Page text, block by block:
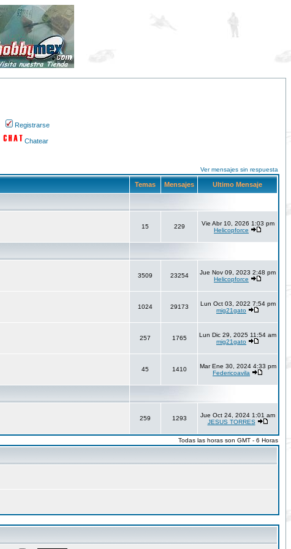
Registrarse
Chatear
Ver mensajes sin respuesta
Temas Mensajes Ultimo Mensaje
15 229
Vie Abr 10, 2026 1:03 pm
Helicopforce
3509 23254
Jue Nov 09, 2023 2:48 pm
Helicopforce
1024 29173
Lun Oct 03, 2022 7:54 pm
mig21gato
257 1765
Lun Dic 29, 2025 11:54 am
mig21gato
45 1410
Mar Ene 30, 2024 4:33 pm
Federicoavila
259 1293
Jue Oct 24, 2024 1:01 am
JESUS TORRES
Todas las horas son GMT - 6 Horas